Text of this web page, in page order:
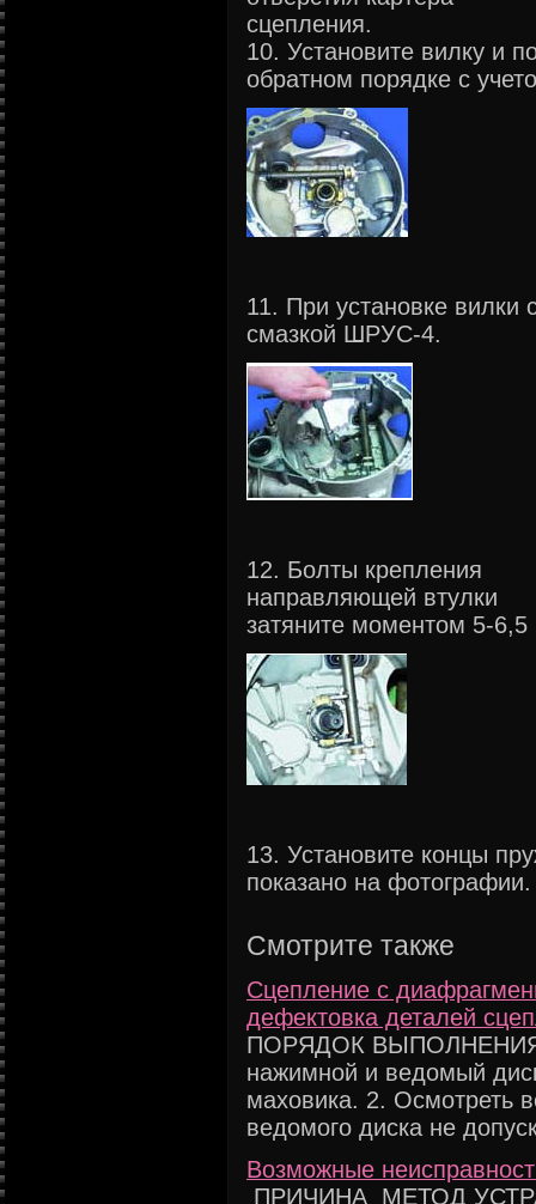
сцепления.
10. Установите вилку и
обратном порядке с
11. При установке вилки
смазкой ШРУС-4.
12. Болты крепления
направляющей втулки
затяните моментом 5-6,5
13. Установите концы
показано на фотографии.
Смотрите также
Сцепление с
дефектовка деталей
ПОРЯДОК ВЫПОЛНЕНИЯ
нажимной и ведомый
маховика. 2. Осмотреть
ведомого диска не
Возможные
ПРИЧИНА МЕТОД